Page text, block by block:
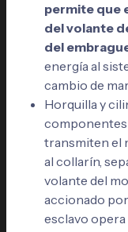
permite que
del volante
del
energía al
cambio de
Horquilla y
transmiten el
al collarín,
volante del
accionado
esclavo opera